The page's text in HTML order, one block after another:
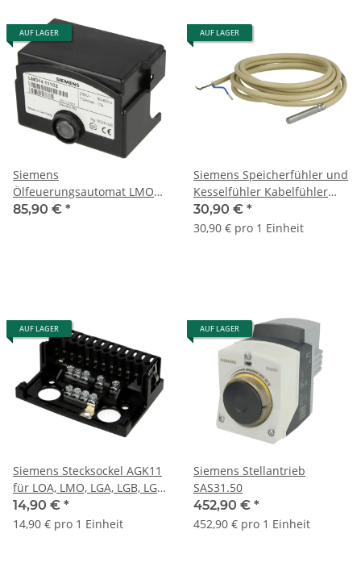
AUF LAGER
Siemens
Ölfeuerungsautomat LMO
14.111C2
85,90 € *
AUF LAGER
Siemens Speicherfühler und
Kesselfühler Kabelfühler
QAZ21.5220
30,90 € *
30,90 € pro 1 Einheit
AUF LAGER
Siemens Stecksockel AGK11
für LOA, LMO, LGA, LGB, LGD,
LMG, LME AGK11
14,90 € *
14,90 € pro 1 Einheit
AUF LAGER
Siemens Stellantrieb
SAS31.50
452,90 € *
452,90 € pro 1 Einheit